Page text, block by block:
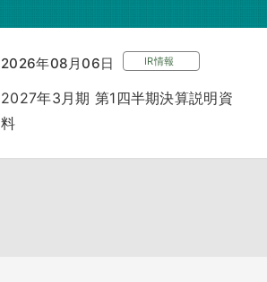
2026年08月06日 IR情報
2027年3月期 第1四半期決算説明資
料